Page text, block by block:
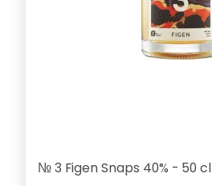
№ 3 Figen Snaps 40% - 50 cl